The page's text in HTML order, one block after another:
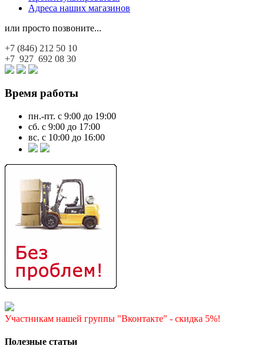
Адреса наших магазинов
или просто позвоните...
+7 (846) 212 50 10
+7 927 692 08 30
Время работы
пн.-пт. с 9:00 до 19:00
сб. с 9:00 до 17:00
вс. с 10:00 до 16:00
Участникам нашей группы "Вконтакте" - скидка 5%!
Полезные статьи